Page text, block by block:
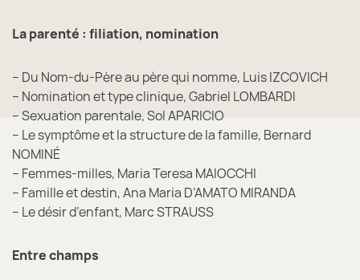
La parenté : filiation, nomination
– Du Nom-du-Père au père qui nomme, Luis IZCOVICH
– Nomination et type clinique, Gabriel LOMBARDI
– Sexuation parentale, Sol APARICIO
– Le symptôme et la structure de la famille, Bernard
NOMINÉ
– Femmes-milles, Maria Teresa MAIOCCHI
– Famille et destin, Ana Maria D’AMATO MIRANDA
– Le désir d’enfant, Marc STRAUSS
Entre champs